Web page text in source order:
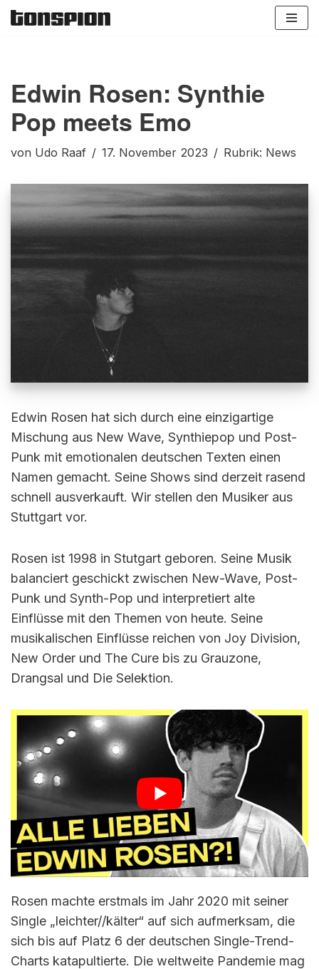
Edwin Rosen: Synthie
Pop meets Emo
von Udo Raaf 17. November 2023 Rubrik: News
Edwin Rosen hat sich durch eine einzigartige
Mischung aus New Wave, Synthiepop und Post-
Punk mit emotionalen deutschen Texten einen
Namen gemacht. Seine Shows sind derzeit rasend
schnell ausverkauft. Wir stellen den Musiker aus
Stuttgart vor.
Rosen ist 1998 in Stutgart geboren. Seine Musik
balanciert geschickt zwischen New-Wave, Post-
Punk und Synth-Pop und interpretiert alte
Einflüsse mit den Themen von heute. Seine
musikalischen Einflüsse reichen von Joy Division,
New Order und The Cure bis zu Grauzone,
Drangsal und Die Selektion.
Rosen machte erstmals im Jahr 2020 mit seiner
Single „leichter//kälter“ auf sich aufmerksam, die
sich bis auf Platz 6 der deutschen Single-Trend-
Charts katapultierte. Die weltweite Pandemie mag